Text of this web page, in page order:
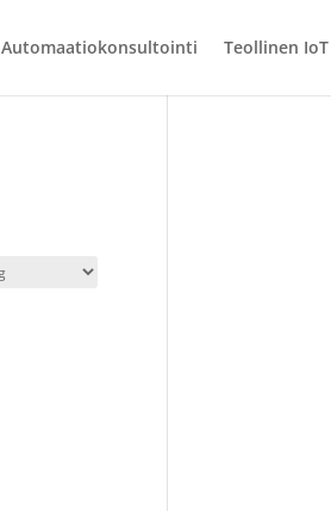
Automaatiokonsultointi Teollinen IoT